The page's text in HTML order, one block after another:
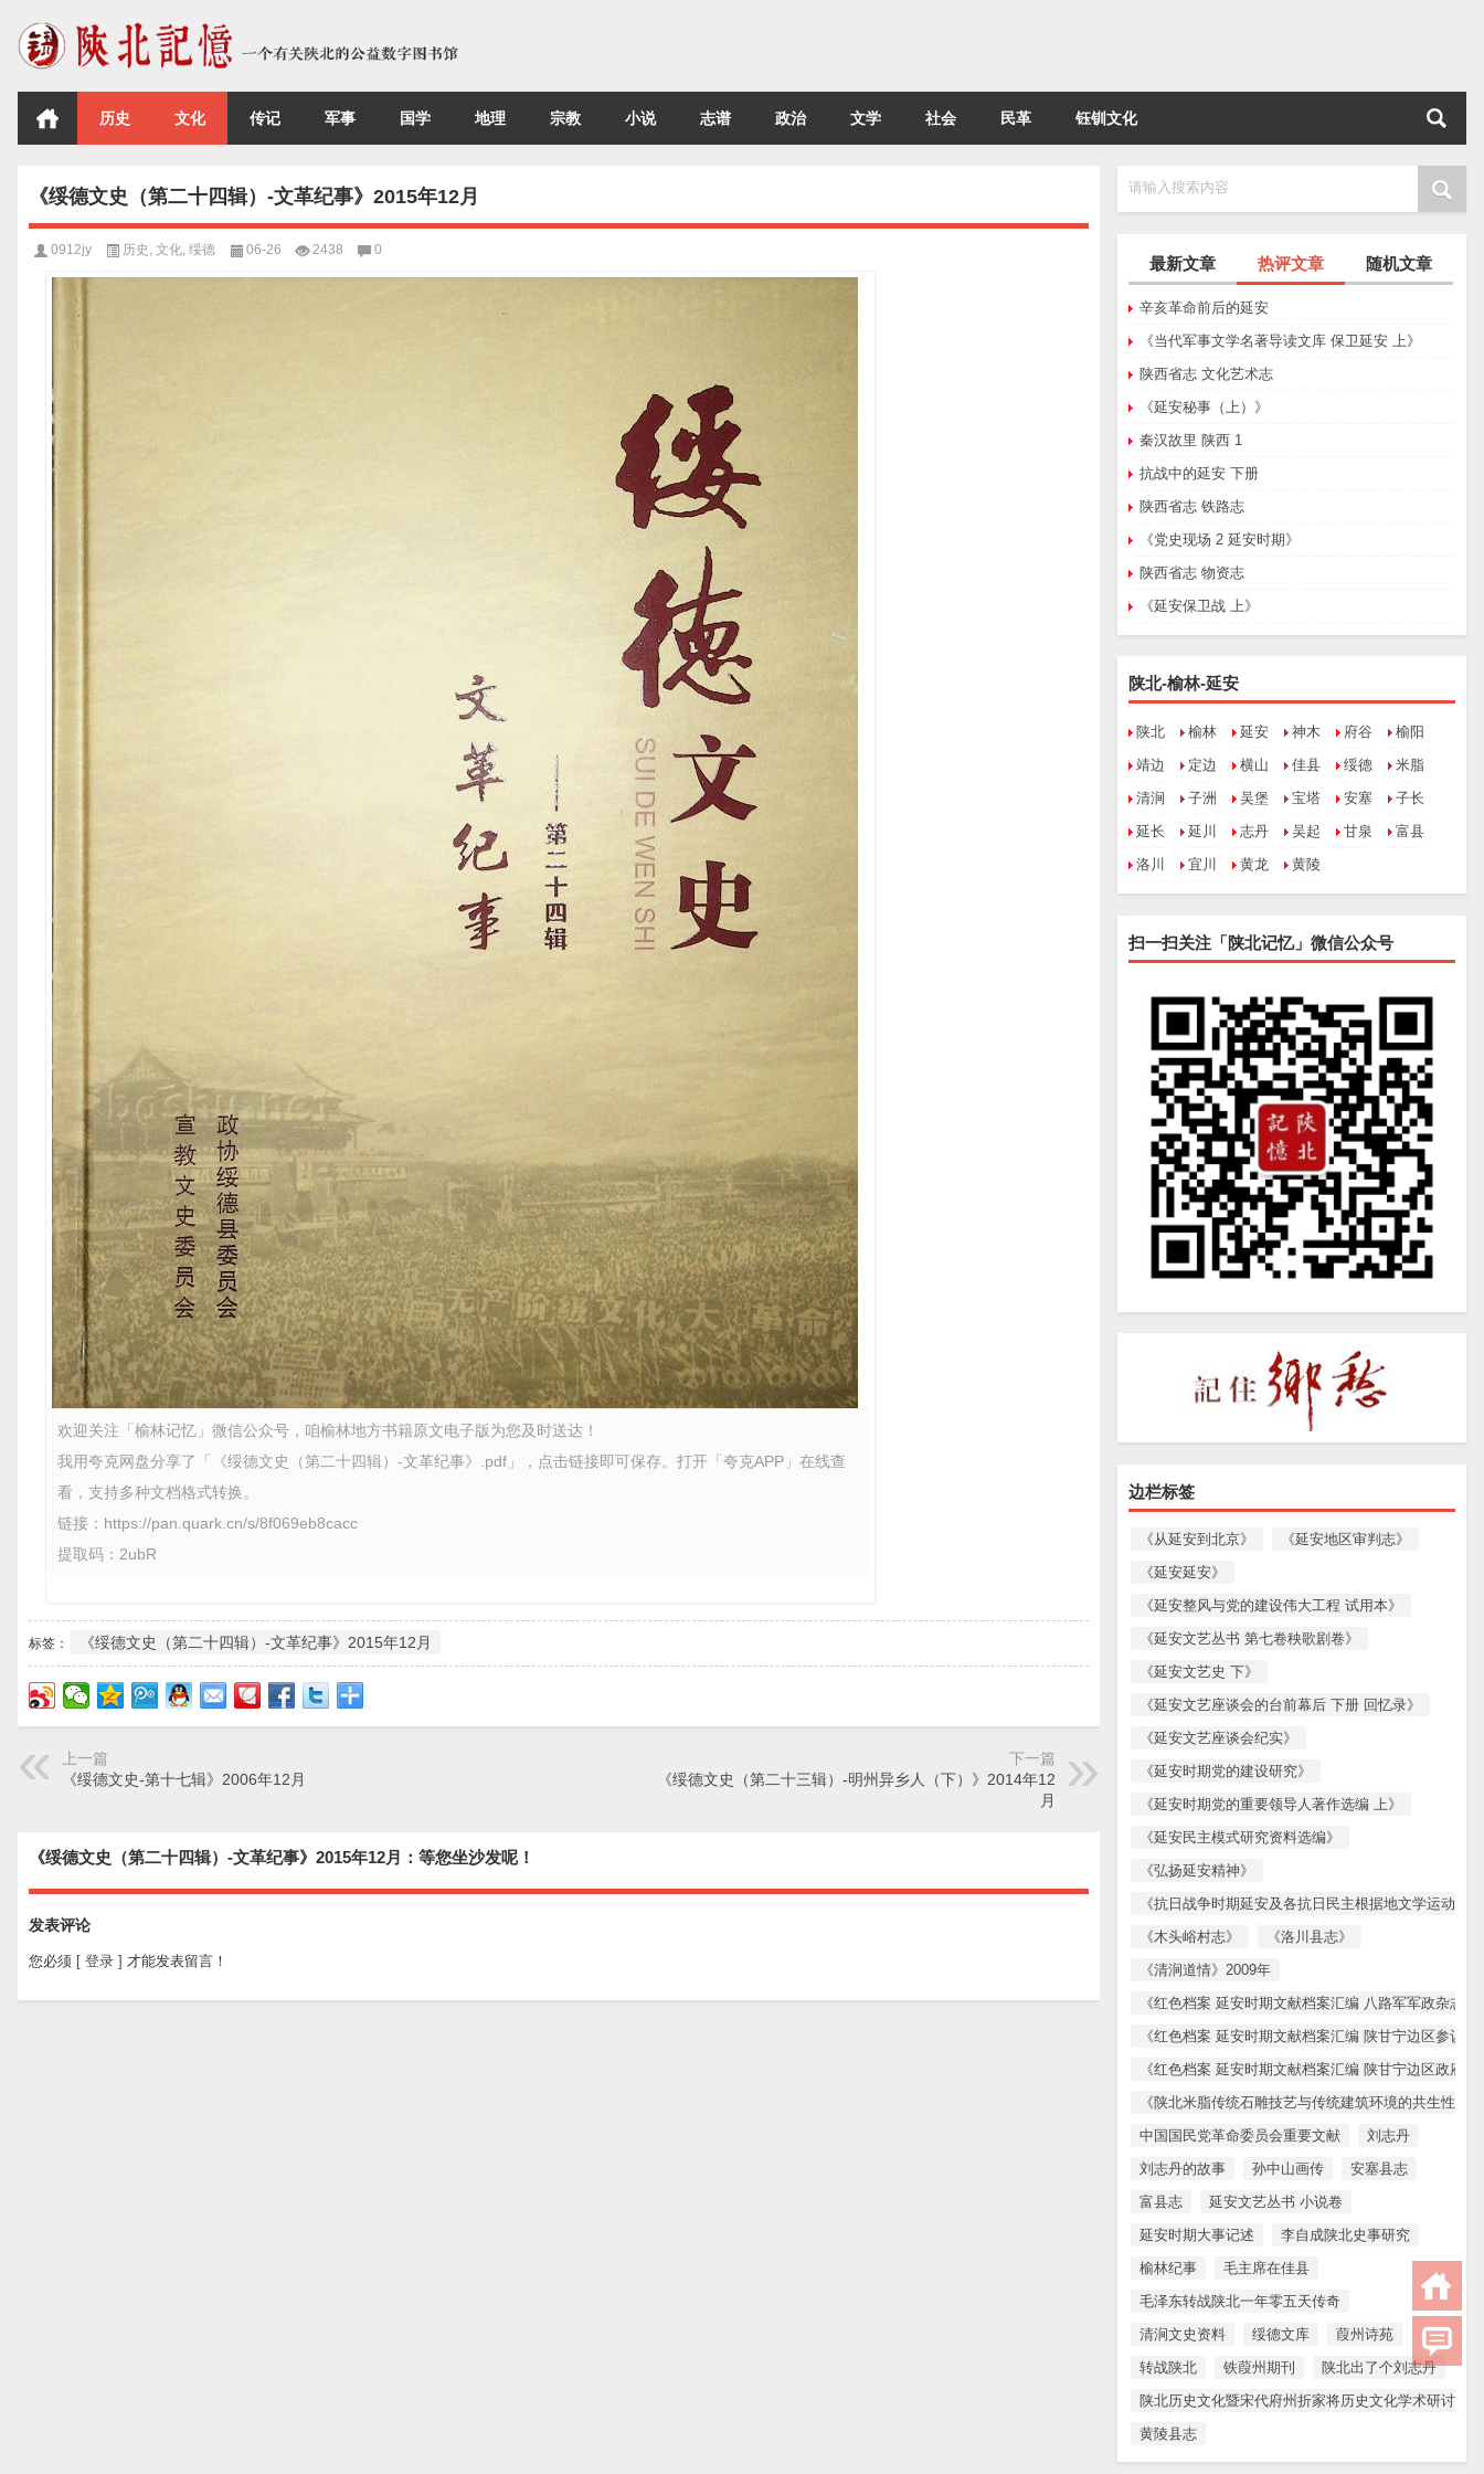
历史 文化 传记 军事 国学 地理 宗教 小说 志谱 政治 文学 社会 民革 钰钏文化
请输入搜索内容
最新文章 热评文章 随机文章
辛亥革命前后的延安
《当代军事文学名著导读文库 保卫延安 上》
陕西省志 文化艺术志
《延安秘事（上）》
秦汉故里 陕西 1
抗战中的延安 下册
陕西省志 铁路志
《党史现场 2 延安时期》
陕西省志 物资志
《延安保卫战 上》
陕北-榆林-延安
陕北 榆林 延安 神木 府谷
榆阳
靖边
定边 横山 佳县 绥德
米脂
清涧
子洲 吴堡 宝塔 安塞
子长
延长
延川 志丹 吴起 甘泉
富县
洛川
宜川 黄龙 黄陵
扫一扫关注「陕北记忆」微信公众号
边栏标签
《从延安到北京》
《延安地区审判志》
《延安延安》
《延安整风与党的建设伟大工程 试用本》
《延安文艺丛书 第七卷秧歌剧卷》
《延安文艺史 下》
《延安文艺座谈会的台前幕后 下册 回忆录》
《延安文艺座谈会纪实》
《延安时期党的建设研究》
《延安时期党的重要领导人著作选编 上》
《延安民主模式研究资料选编》
《弘扬延安精神》
《抗日战争时期延安及各抗日民主根据地文学运动资
《木头峪村志》
《洛川县志》
《清涧道情》2009年
《红色档案 延安时期文献档案汇编 八路军军政杂志
《红色档案 延安时期文献档案汇编 陕甘宁边区参议
《红色档案 延安时期文献档案汇编 陕甘宁边区政府
《陕北米脂传统石雕技艺与传统建筑环境的共生性保护
中国国民党革命委员会重要文献
刘志丹
刘志丹的故事
孙中山画传
安塞县志
富县志
延安文艺丛书 小说卷
延安时期大事记述
李自成陕北史事研究
榆林纪事
毛主席在佳县
毛泽东转战陕北一年零五天传奇
清涧文史资料
绥德文库
葭州诗苑
转战陕北
铁葭州期刊
陕北出了个刘志丹
陕北历史文化暨宋代府州折家将历史文化学术研讨会
黄陵县志
《绥德文史（第二十四辑）-文革纪事》2015年12月
0912jy 历史 , 文化, 绥德 06-26 2438 0
欢迎关注「榆林记忆」微信公众号，咱榆林地方书籍原文电子版为您及时送达！
我用夸克网盘分享了「《绥德文史（第二十四辑）-文革纪事》.pdf」，点击链接即可保存。打开「夸克APP」在线查
看，支持多种文档格式转换。
链接：https://pan.quark.cn/s/8f069eb8cacc
提取码：2ubR
标签： 《绥德文史（第二十四辑）-文革纪事》2015年12月
上一篇
《绥德文史-第十七辑》2006年12月
下一篇
《绥德文史（第二十三辑）-明州异乡人（下）》2014年12
月
《绥德文史（第二十四辑）-文革纪事》2015年12月：等您坐沙发呢！
发表评论
您必须 [ 登录 ] 才能发表留言！